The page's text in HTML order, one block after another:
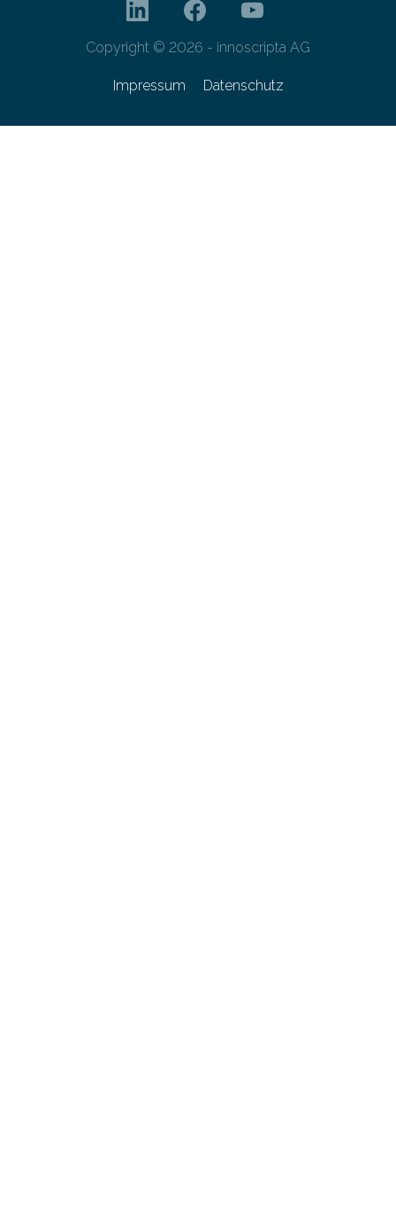
Copyright © 2026 - innoscripta AG
Impressum Datenschutz